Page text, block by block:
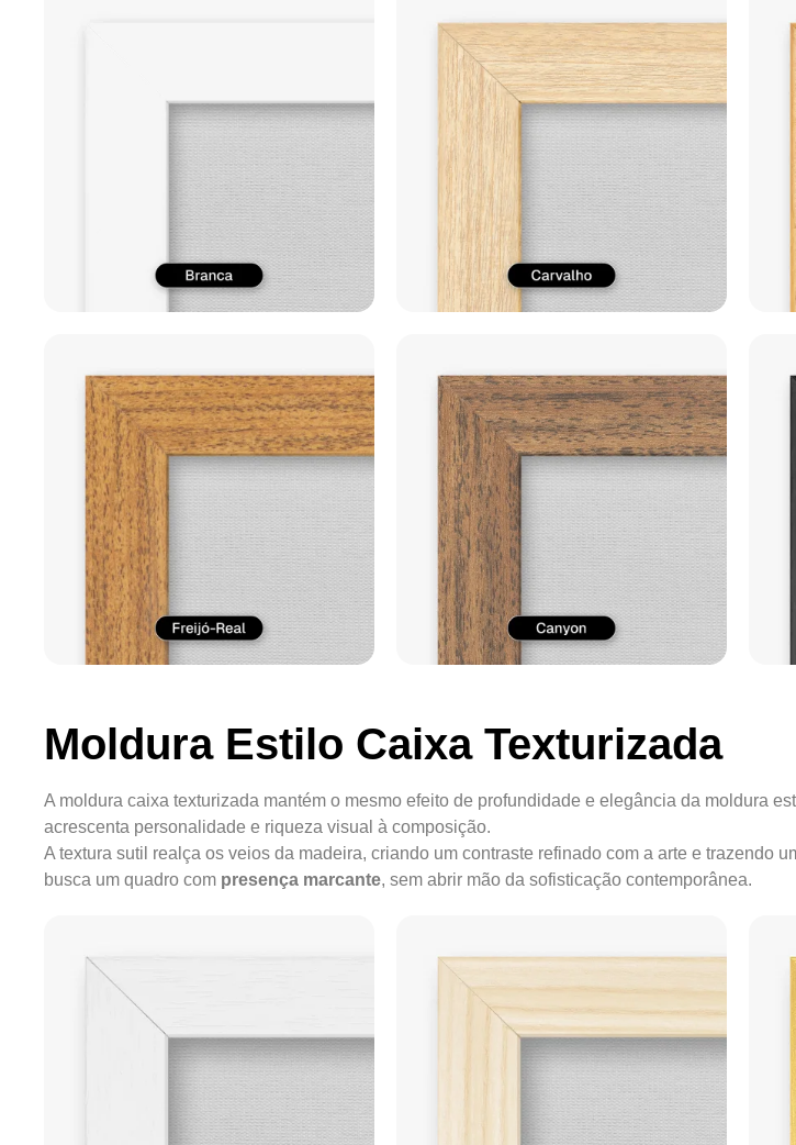
Moldura Estilo Caixa Texturizada
A moldura caixa texturizada mantém o mesmo efeito de profundidade e elegância da moldura
acrescenta personalidade e riqueza visual à composição.
A textura sutil realça os veios da madeira, criando um contraste refinado com a arte e trazendo
busca um quadro com presença marcante, sem abrir mão da sofisticação contemporânea.